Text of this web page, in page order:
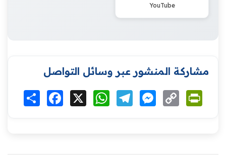
YouTube
مشاركة المنشور عبر وسائل التواصل
انشر Facebook WhatsAppTelegramMessenger
Copy
Link